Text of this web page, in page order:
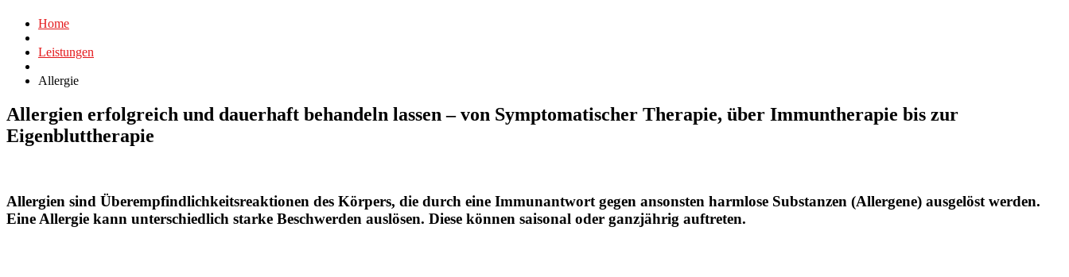
Home
Leistungen
Allergie
Allergien erfolgreich und dauerhaft behandeln lassen – von Symptomatischer Therapie, über Immuntherapie bis zur
Eigenbluttherapie
Allergien sind Überempfindlichkeitsreaktionen des Körpers, die durch eine Immunantwort gegen ansonsten harmlose Substanzen (Allergene) ausgelöst werden.
Eine Allergie kann unterschiedlich starke Beschwerden auslösen. Diese können saisonal oder ganzjährig auftreten.